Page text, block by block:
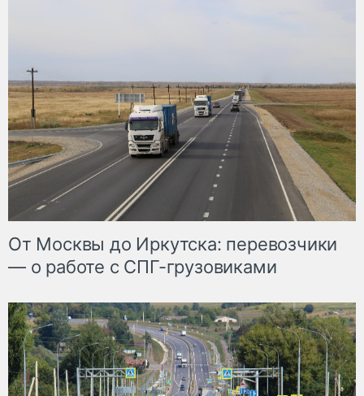
От Москвы до Иркутска: перевозчики
— о работе с СПГ-грузовиками